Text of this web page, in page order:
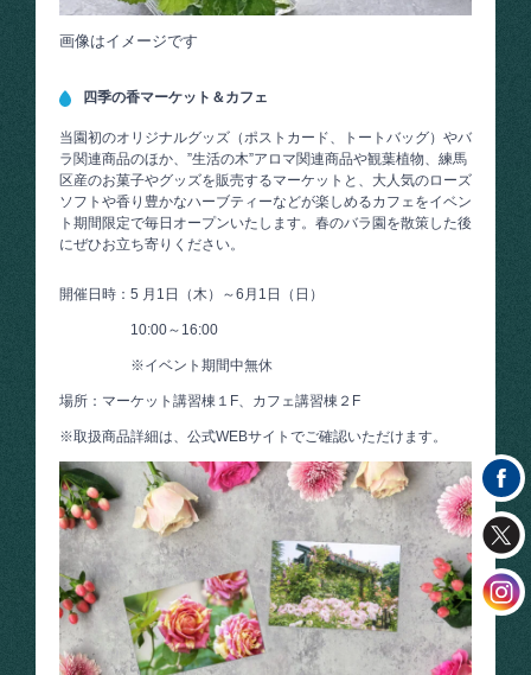
画像はイメージです
四季の香マーケット＆カフェ
当園初のオリジナルグッズ（ポストカード、トートバッグ）やバ
ラ関連商品のほか、”生活の木”アロマ関連商品や観葉植物、練馬
区産のお菓子やグッズを販売するマーケットと、大人気のローズ
ソフトや香り豊かなハーブティーなどが楽しめるカフェをイベン
ト期間限定で毎日オープンいたします。春のバラ園を散策した後
にぜひお立ち寄りください。
開催日時：5 月1日（木）～6月1日（日）
10:00～16:00
※イベント期間中無休
場所：マーケット講習棟１F、カフェ講習棟２F
※取扱商品詳細は、公式WEBサイトでご確認いただけます。